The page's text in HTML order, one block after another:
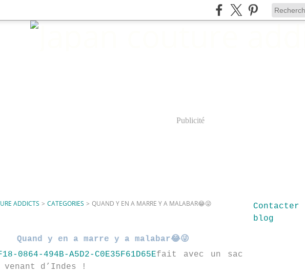
Publicité
ADDICTS > CATEGORIES > QUAND Y EN A MARRE Y A MALABAR😂😜
Quand y en a marre y a malabar😂😜
fait avec un sac
venant d’Indes !
blog